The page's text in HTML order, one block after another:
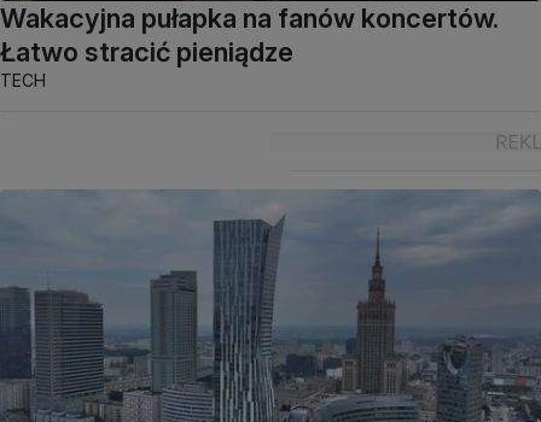
Wakacyjna pułapka na fanów koncertów.
Łatwo stracić pieniądze
TECH